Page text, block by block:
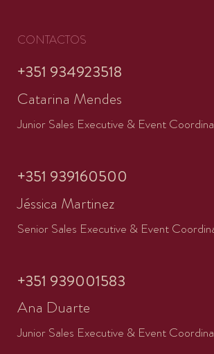
CONTACTOS
+351 934923518
Catarina Mendes
Junior Sales Executive & Event
+351 939160500
Jéssica Martinez
Senior Sales Executive & Event
+351 939001583
Ana Duarte
Junior Sales Executive & Event